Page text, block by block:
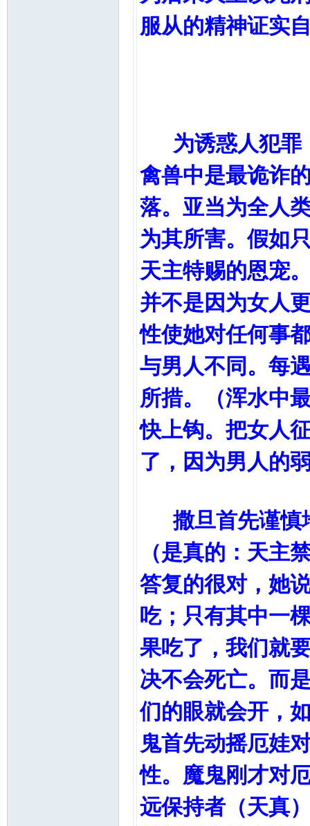
服从的精神证实
为诱惑人犯罪
禽兽中是最诡诈
落。亚当为全人
为其所害。假如
天主特赐的恩宠
并不是因为女人
性使她对任何事
与男人不同。每
所措。（浑水中
快上钩。把女人
了，因为男人的
撒旦首先谨慎
（是真的：天主
答复的很对，她
吃；只有其中一
果吃了，我们就
决不会死亡。而
们的眼就会开，
鬼首先动摇厄娃
性。魔鬼刚才对
远保持者（天真